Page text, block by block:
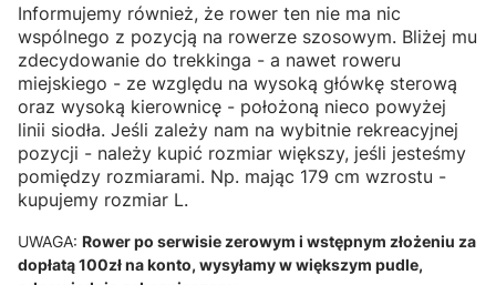
Informujemy również, że rower ten nie ma nic
wspólnego z pozycją na rowerze szosowym. Bliżej mu
zdecydowanie do trekkinga - a nawet roweru
miejskiego - ze względu na wysoką główkę sterową
oraz wysoką kierownicę - położoną nieco powyżej
linii siodła. Jeśli zależy nam na wybitnie rekreacyjnej
pozycji - należy kupić rozmiar większy, jeśli jesteśmy
pomiędzy rozmiarami. Np. mając 179 cm wzrostu -
kupujemy rozmiar L.
UWAGA: Rower po serwisie zerowym i wstępnym złożeniu za
dopłatą 100zł na konto, wysyłamy w większym pudle,